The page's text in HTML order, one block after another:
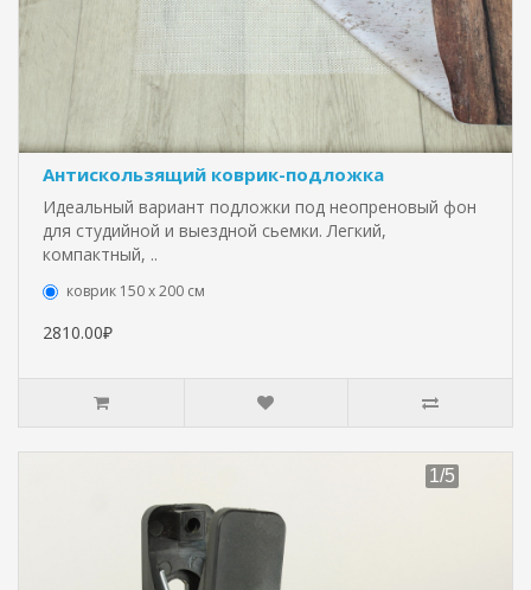
Антискользящий коврик-подложка
Идеальный вариант подложки под неопреновый фон
для студийной и выездной сьемки. Легкий,
компактный, ..
коврик 150 х 200 см
2810.00₽